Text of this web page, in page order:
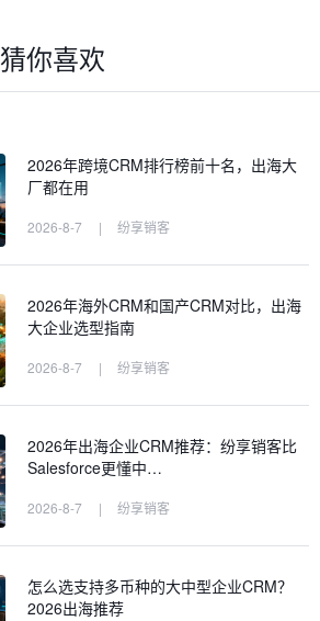
猜你喜欢
2026年跨境CRM排行榜前十名，出海大
厂都在用
2026-8-7 | 纷享销客
2026年海外CRM和国产CRM对比，出海
大企业选型指南
2026-8-7 | 纷享销客
2026年出海企业CRM推荐：纷享销客比
Salesforce更懂中…
2026-8-7 | 纷享销客
怎么选支持多币种的大中型企业CRM？
2026出海推荐